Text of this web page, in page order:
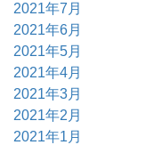
2021年7月
2021年6月
2021年5月
2021年4月
2021年3月
2021年2月
2021年1月